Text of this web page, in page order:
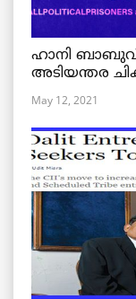
ഹാനി
അടിയന്തര
May 12, 2021